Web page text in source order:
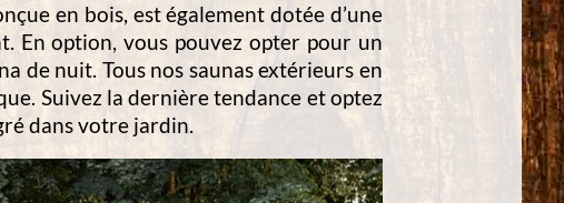
en bois, est également dotée d’une
En option, vous pouvez opter pour un
de nuit. Tous nos saunas extérieurs en
Suivez la dernière tendance et optez
dans votre jardin.